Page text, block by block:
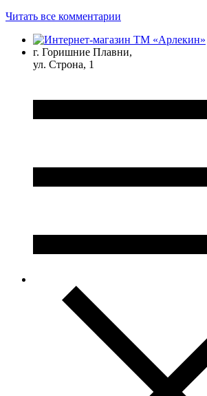
Читать все комментарии
г. Горишние Плавни,
ул. Строна, 1